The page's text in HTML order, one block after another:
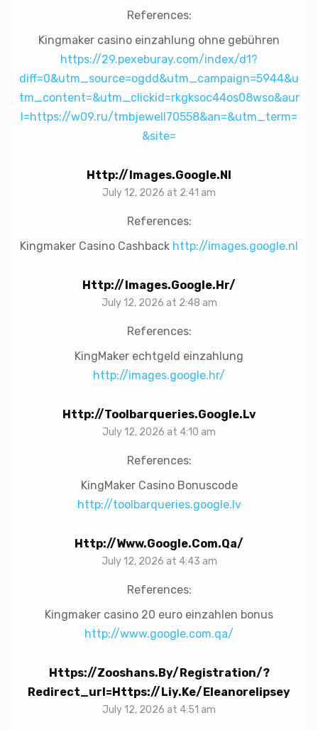
References:
Kingmaker casino einzahlung ohne gebühren
https://29.pexeburay.com/index/d1?
diff=0&utm_source=ogdd&utm_campaign=5944&u
tm_content=&utm_clickid=rkgksoc44os08wso&aur
l=https://w09.ru/tmbjewell70558&an=&utm_term=
&site=
Http://images.google.nl
July 12, 2026 at 2:41 am
References:
Kingmaker Casino Cashback http://images.google.nl
Http://images.google.hr/
July 12, 2026 at 2:48 am
References:
KingMaker echtgeld einzahlung
http://images.google.hr/
Http://toolbarqueries.google.lv
July 12, 2026 at 4:10 am
References:
KingMaker Casino Bonuscode
http://toolbarqueries.google.lv
Http://www.google.com.qa/
July 12, 2026 at 4:43 am
References:
Kingmaker casino 20 euro einzahlen bonus
http://www.google.com.qa/
Https://zooshans.by/registration/?
Redirect_url=https://liy.ke/eleanorelipsey
July 12, 2026 at 4:51 am